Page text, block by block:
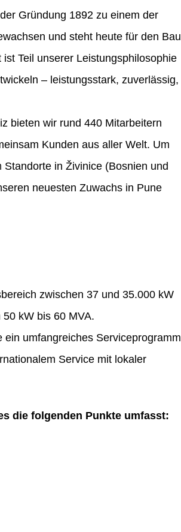
Gründung 1892 zu einem der
und steht heute für den Bau
Teil unserer Leistungsphilosophie
– leistungsstark, zuverlässig,
bieten wir rund 440 Mitarbeitern
Kunden aus aller Welt. Um
in Živinice (Bosnien und
neuesten Zuwachs in Pune
zwischen 37 und 35.000 kW
kW bis 60 MVA.
umfangreiches Serviceprogramm
Service mit lokaler
die folgenden Punkte umfasst: